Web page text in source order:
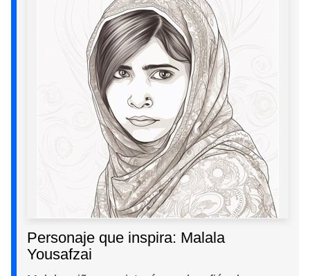
Personaje que inspira: Malala
Yousafzai